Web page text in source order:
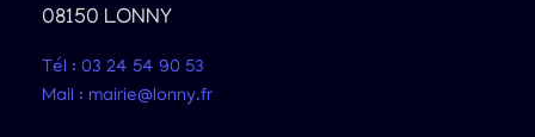
08150 LONNY
Tél : 03 24 54 90 53
Mail : mairie@lonny.fr